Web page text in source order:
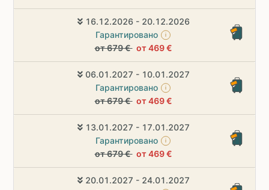
16.12.2026 - 20.12.2026
Гарантировано
i
от 679 €от 469 €
06.01.2027 - 10.01.2027
Гарантировано
i
от 679 €от 469 €
13.01.2027 - 17.01.2027
Гарантировано
i
от 679 €от 469 €
20.01.2027 - 24.01.2027